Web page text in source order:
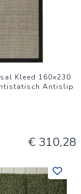
Kleed 160x230
Antislip
€ 310,28